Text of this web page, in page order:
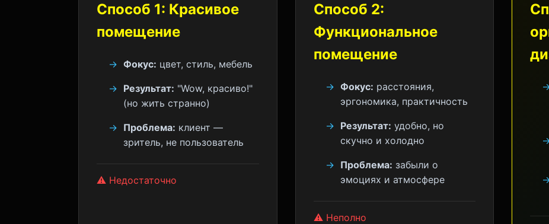
Способ 1: Красивое
помещение
Фокус: цвет, стиль, мебель
Результат: "Wow, красиво!"
(но жить странно)
Проблема: клиент —
зритель, не пользователь
⚠️ Недостаточно
Способ 2:
Функциональное
помещение
Фокус: расстояния,
эргономика, практичность
Результат: удобно, но
скучно и холодно
Проблема: забыли о
эмоциях и атмосфере
⚠️ Неполно